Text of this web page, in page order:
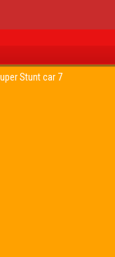
Stunt car 7